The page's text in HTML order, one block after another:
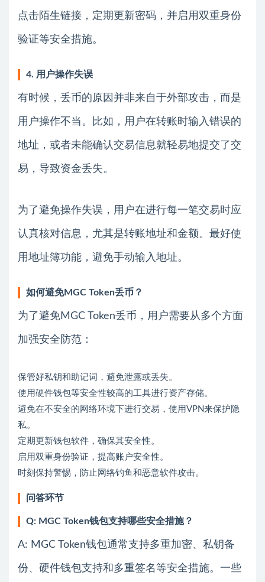
点击陌生链接，定期更新密码，并启用双重身份
验证等安全措施。
4. 用户操作失误
有时候，丢币的原因并非来自于外部攻击，而是
用户操作不当。比如，用户在转账时输入错误的
地址，或者未能确认交易信息就轻易地提交了交
易，导致资金丢失。
为了避免操作失误，用户在进行每一笔交易时应
认真核对信息，尤其是转账地址和金额。最好使
用地址簿功能，避免手动输入地址。
如何避免MGC Token丢币？
为了避免MGC Token丢币，用户需要从多个方面
加强安全防范：
保管好私钥和助记词，避免泄露或丢失。
使用硬件钱包等安全性较高的工具进行资产存储。
避免在不安全的网络环境下进行交易，使用VPN来保护隐
私。
定期更新钱包软件，确保其安全性。
启用双重身份验证，提高账户安全性。
时刻保持警惕，防止网络钓鱼和恶意软件攻击。
问答环节
Q: MGC Token钱包支持哪些安全措施？
A: MGC Token钱包通常支持多重加密、私钥备
份、硬件钱包支持和多重签名等安全措施。一些